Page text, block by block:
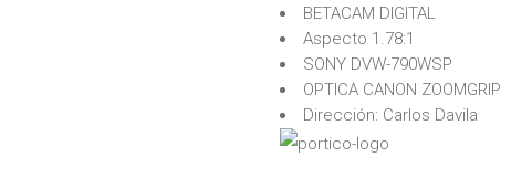
BETACAM DIGITAL
Aspecto 1.78:1
SONY DVW-790WSP
OPTICA CANON ZOOMGRIP
Dirección: Carlos Davila